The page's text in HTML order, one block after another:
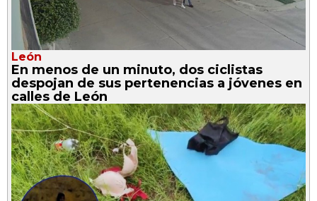
León
En menos de un minuto, dos ciclistas
despojan de sus pertenencias a jóvenes en
calles de León